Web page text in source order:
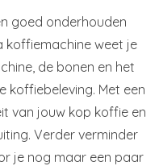
goed onderhouden
koffiemachine weet je
de bonen en het
koffiebeleving. Met een
van jouw kop koffie en
Verder verminder
je nog maar een paar